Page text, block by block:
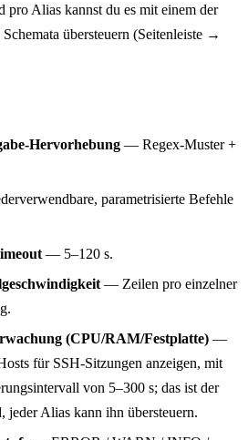
pro Alias kannst du es mit einem der
übersteuern (Seitenleiste →
Hervorhebung — Regex-Muster +
parametrisierte Befehle
— 5–120 s.
— Zeilen pro einzelner
(CPU/RAM/Festplatte) —
für SSH-Sitzungen anzeigen, mit
von 5–300 s; das ist der
jeder Alias kann ihn übersteuern.